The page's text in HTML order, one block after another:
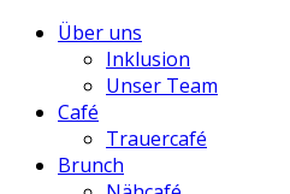
Über uns
Inklusion
Unser Team
Café
Trauercafé
Brunch